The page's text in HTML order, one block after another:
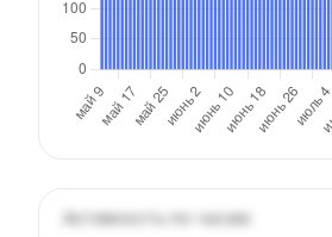
Активность по часам